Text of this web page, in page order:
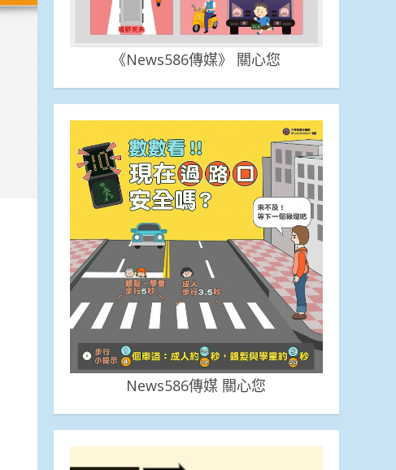
《News586傳媒》 關心您
News586傳媒 關心您